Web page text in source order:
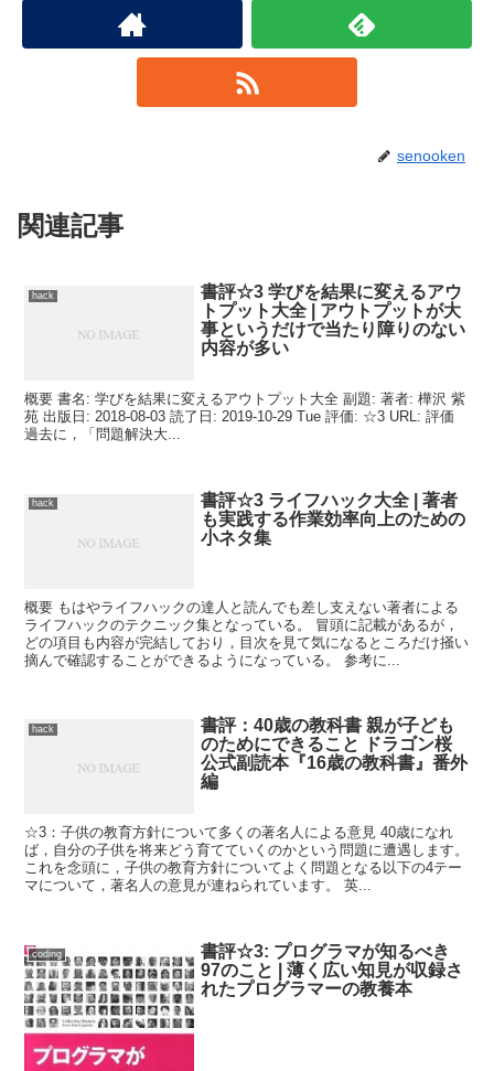
senooken
関連記事
hack
書評☆3 学びを結果に変えるアウ
トプット大全 | アウトプットが大
事というだけで当たり障りのない
内容が多い
概要 書名: 学びを結果に変えるアウトプット大全 副題: 著者: 樺沢 紫
苑 出版日: 2018-08-03 読了日: 2019-10-29 Tue 評価: ☆3 URL: 評価
過去に，「問題解決大...
hack
書評☆3 ライフハック大全 | 著者
も実践する作業効率向上のための
小ネタ集
概要 もはやライフハックの達人と読んでも差し支えない著者による
ライフハックのテクニック集となっている。 冒頭に記載があるが，
どの項目も内容が完結しており，目次を見て気になるところだけ掻い
摘んで確認することができるようになっている。 参考に...
hack
書評：40歳の教科書 親が子ども
のためにできること ドラゴン桜
公式副読本『16歳の教科書』番外
編
☆3：子供の教育方針について多くの著名人による意見 40歳になれ
ば，自分の子供を将来どう育てていくのかという問題に遭遇します。
これを念頭に，子供の教育方針についてよく問題となる以下の4テー
マについて，著名人の意見が連ねられています。 英...
coding
書評☆3: プログラマが知るべき
97のこと | 薄く広い知見が収録さ
れたプログラマーの教養本